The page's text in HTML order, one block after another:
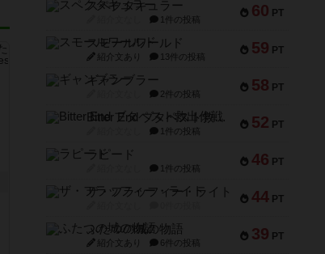
60 PT
スペクタキュラー
1件の投稿
59 PT
スモールワールド
紹介文あり 13件の投稿
58 PT
ギャンブラー
2件の投稿
52 PT
Bitter End ブタペスト救出作戦
1件の投稿
46 PT
ラピード
1件の投稿
44 PT
ザ・フラッフィー・ライト
39 PT
ふたつの城の物語
紹介文あり 6件の投稿